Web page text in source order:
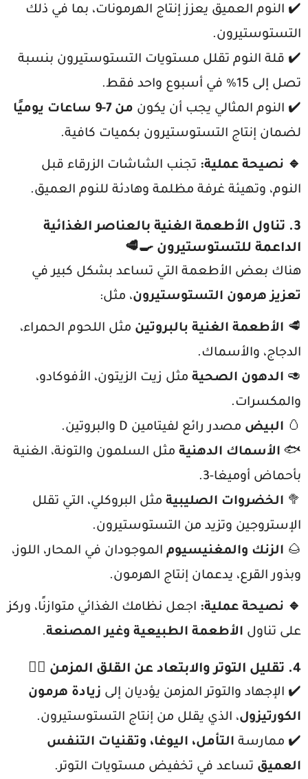
✔️ النوم العميق يعزز إنتاج الهرمونات، بما في ذلك
التستوستيرون.
✔️ قلة النوم تقلل مستويات التستوستيرون بنسبة
تصل إلى 15% في أسبوع واحد فقط.
✔️ النوم المثالي يجب أن يكون من 7-9 ساعات يوميًا
لضمان إنتاج التستوستيرون بكميات كافية.
🔹 نصيحة عملية: تجنب الشاشات الزرقاء قبل
النوم، وتهيئة غرفة مظلمة وهادئة للنوم العميق.
3. تناول الأطعمة الغنية بالعناصر الغذائية
الداعمة للتستوستيرون 🍳🥩
هناك بعض الأطعمة التي تساعد بشكل كبير في
تعزيز هرمون التستوستيرون، مثل:
🥩 الأطعمة الغنية بالبروتين مثل اللحوم الحمراء،
الدجاج، والأسماك.
🥑 الدهون الصحية مثل زيت الزيتون، الأفوكادو،
والمكسرات.
🥚 البيض مصدر رائع لفيتامين D والبروتين.
🐟 الأسماك الدهنية مثل السلمون والتونة، الغنية
بأحماض أوميغا-3.
🥦 الخضروات الصليبية مثل البروكلي، التي تقلل
الإستروجين وتزيد من التستوستيرون.
🌰 الزنك والمغنيسيوم الموجودان في المحار، اللوز،
وبذور القرع، يدعمان إنتاج الهرمون.
🔹 نصيحة عملية: اجعل نظامك الغذائي متوازنًا، وركز
على تناول الأطعمة الطبيعية وغير المصنعة.
4. تقليل التوتر والابتعاد عن القلق المزمن
🧘‍♂️
✔️ الإجهاد والتوتر المزمن يؤديان إلى زيادة هرمون
الكورتيزول، الذي يقلل من إنتاج التستوستيرون.
✔️ ممارسة التأمل، اليوغا، وتقنيات التنفس
العميق تساعد في تخفيض مستويات التوتر.